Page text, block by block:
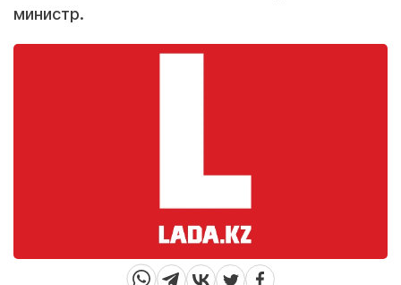
министр.